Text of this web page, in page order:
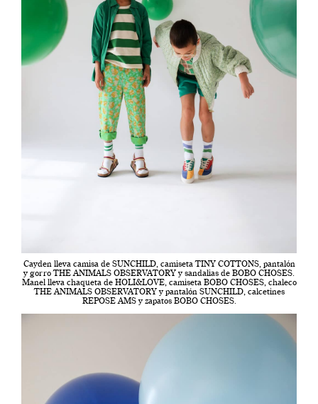
Cayden lleva camisa de SUNCHILD, camiseta TINY COTTONS, pantalón
y gorro THE ANIMALS OBSERVATORY y sandalias de BOBO CHOSES.
Manel lleva chaqueta de HOLI&LOVE, camiseta BOBO CHOSES, chaleco
THE ANIMALS OBSERVATORY y pantalón SUNCHILD, calcetines
REPOSE AMS y zapatos BOBO CHOSES.